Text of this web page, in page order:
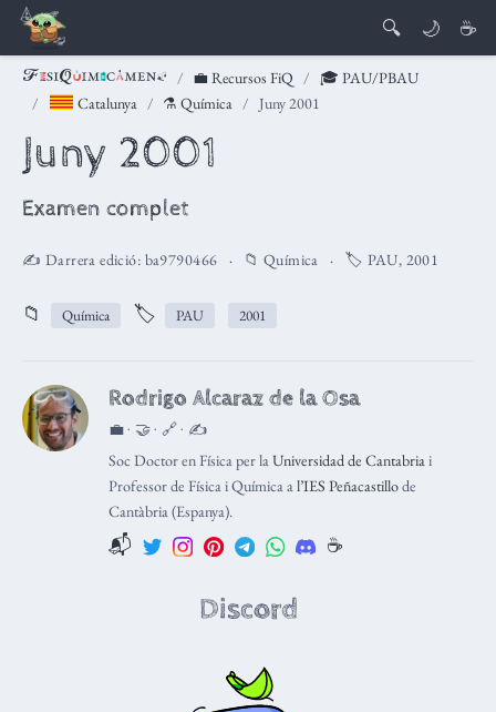
🔍 🌙 ☕
💼 Recursos FiQ
🎓 PAU/PBAU
Catalunya
⚗️ Química Juny 2001
Juny 2001
Examen complet
✍️ Darrera edició: ba9790466 📁 Química 🏷️ PAU, 2001
📁 Química 🏷️ PAU 2001
Rodrigo Alcaraz de la Osa
💼 · 🤝 · 🔗 · ✍️
Soc Doctor en Física per laUniversidad de Cantabriai
Professor de Física i Química al’IES Peñacastillode
Cantàbria (Espanya).
📬 ☕️
Discord